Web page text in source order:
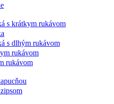
s krátkym rukávom
s dlhým rukávom
rukávom
rukávom